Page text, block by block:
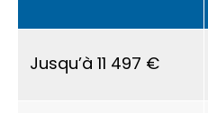
Jusqu’à 11 497 €